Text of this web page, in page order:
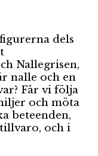
dels
Nallegrisen,
nalle och en
Får vi följa
och möta
beteenden,
och i